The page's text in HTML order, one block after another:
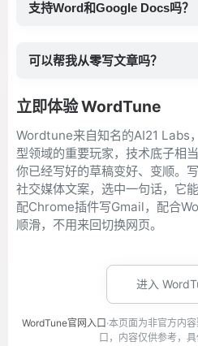
支持Word和Google Docs吗？
可以帮我从零写文章吗？
立即体验 WordTune
Wordtune来自知名的AI21 Labs
型领域的重要玩家，技术底子相
你已经写好的草稿变好、变顺。
社交媒体文案，选中一句话，它
配Chrome插件写Gmail，配合
顺滑，不用来回切换网页。
进入
WordTune官网入口 ·本页面为非官方内
口，内容仅供参考，具